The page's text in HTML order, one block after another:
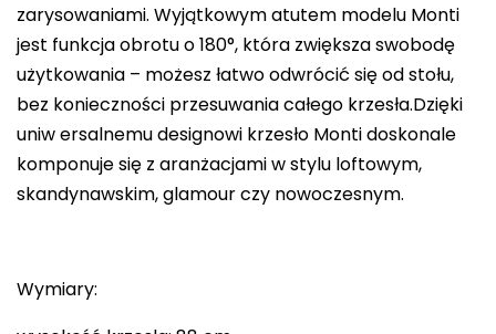
zarysowaniami. Wyjątkowym atutem modelu Monti
jest funkcja obrotu o 180°, która zwiększa swobodę
użytkowania – możesz łatwo odwrócić się od stołu,
bez konieczności przesuwania całego krzesła.Dzięki
uniw ersalnemu designowi krzesło Monti doskonale
komponuje się z aranżacjami w stylu loftowym,
skandynawskim, glamour czy nowoczesnym.
Wymiary: